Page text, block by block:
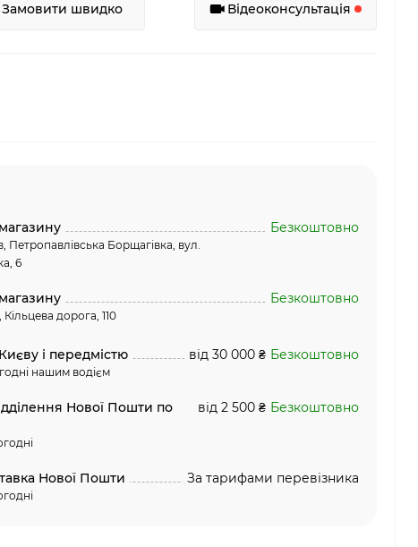
Замовити швидко Відеоконсультація
Петропавлівська Борщагівка, вул.
6
Безкоштовно
дорога, 110
Безкоштовно
і передмістю
нашим водієм
від 30 000 ₴ Безкоштовно
Нової Пошти по
від 2 500 ₴ Безкоштовно
Нової Пошти За тарифами перевізника